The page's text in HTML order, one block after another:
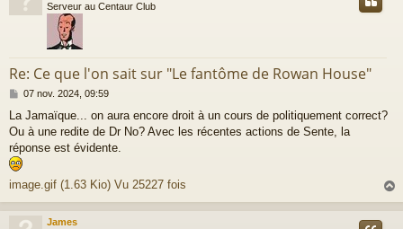
Serveur au Centaur Club
Re: Ce que l'on sait sur "Le fantôme de Rowan House"
M
s
s
a
g
e
07 nov. 2024, 09:59
La Jamaïque... on aura encore droit à un cours de politiquement correct?
Ou à une redite de Dr No? Avec les récentes actions de Sente, la
réponse est évidente.
image.gif (1.63 Kio) Vu 25227 fois
a
James